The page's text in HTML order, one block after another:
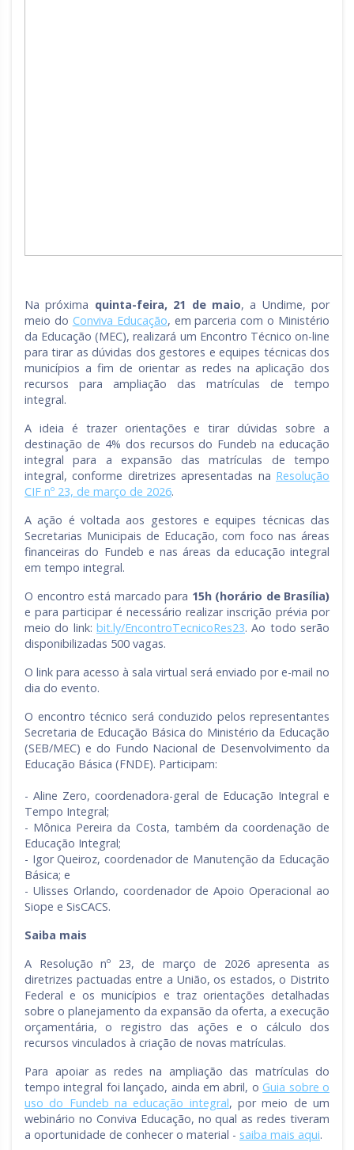
Na próxima quinta-feira, 21 de maio, a Undime, por
meio do Conviva Educação, em parceria com o Ministério
da Educação (MEC), realizará um Encontro Técnico on-line
para tirar as dúvidas dos gestores e equipes técnicas dos
municípios a fim de orientar as redes na aplicação dos
recursos para ampliação das matrículas de tempo
integral.
A ideia é trazer orientações e tirar dúvidas sobre a
destinação de 4% dos recursos do Fundeb na educação
integral para a expansão das matrículas de tempo
integral, conforme diretrizes apresentadas na Resolução
CIF nº 23, de março de 2026.
A ação é voltada aos gestores e equipes técnicas das
Secretarias Municipais de Educação, com foco nas áreas
financeiras do Fundeb e nas áreas da educação integral
em tempo integral.
O encontro está marcado para 15h (horário de Brasília)
e para participar é necessário realizar inscrição prévia por
meio do link: bit.ly/EncontroTecnicoRes23. Ao todo serão
disponibilizadas 500 vagas.
O link para acesso à sala virtual será enviado por e-mail no
dia do evento.
O encontro técnico será conduzido pelos representantes
Secretaria de Educação Básica do Ministério da Educação
(SEB/MEC) e do Fundo Nacional de Desenvolvimento da
Educação Básica (FNDE). Participam:
- Aline Zero, coordenadora-geral de Educação Integral e
Tempo Integral;
- Mônica Pereira da Costa, também da coordenação de
Educação Integral;
- Igor Queiroz, coordenador de Manutenção da Educação
Básica; e
- Ulisses Orlando, coordenador de Apoio Operacional ao
Siope e SisCACS.
Saiba mais
A Resolução nº 23, de março de 2026 apresenta as
diretrizes pactuadas entre a União, os estados, o Distrito
Federal e os municípios e traz orientações detalhadas
sobre o planejamento da expansão da oferta, a execução
orçamentária, o registro das ações e o cálculo dos
recursos vinculados à criação de novas matrículas.
Para apoiar as redes na ampliação das matrículas do
tempo integral foi lançado, ainda em abril, o Guia sobre o
uso do Fundeb na educação integral, por meio de um
webinário no Conviva Educação, no qual as redes tiveram
a oportunidade de conhecer o material - saiba mais aqui.